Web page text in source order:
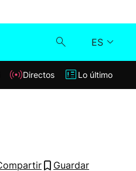
ES
Klisk
Directos Lo último
Guardar